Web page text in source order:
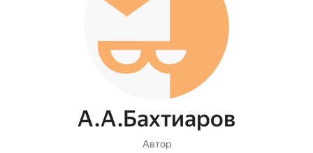
А.А.Бахтиаров
Автор